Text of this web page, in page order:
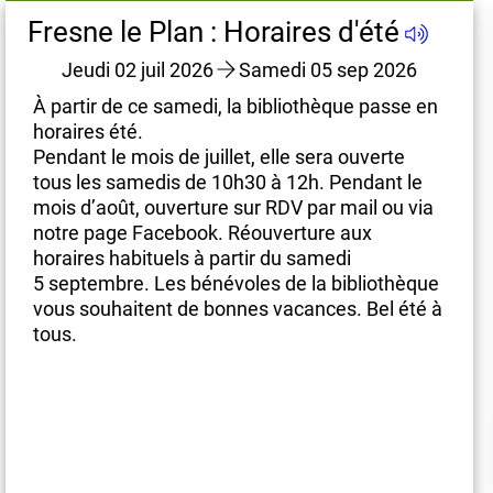
Fresne le Plan : Horaires d'été
Jeudi 02 juil 2026
Samedi 05 sep 2026
À partir de ce samedi, la bibliothèque passe en
horaires été.
Pendant le mois de juillet, elle sera ouverte
tous les samedis de 10h30 à 12h. Pendant le
mois d’août, ouverture sur RDV par mail ou via
notre page Facebook. Réouverture aux
horaires habituels à partir du samedi
5 septembre. Les bénévoles de la bibliothèque
vous souhaitent de bonnes vacances. Bel été à
tous.
À
5
F
Fresne (Bibliothèque
associative)
Rue du Val Ramier
76520 Fresne-le-
Plan
Papotages n°26